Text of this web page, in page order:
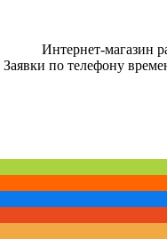
Интернет-магазин
Заявки по телефону